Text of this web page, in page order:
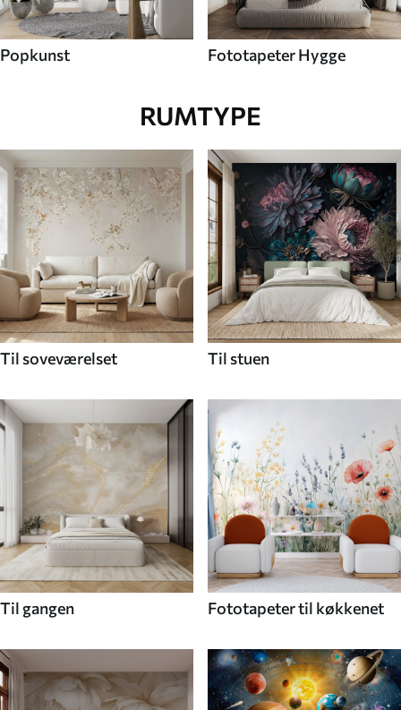
Popkunst Fototapeter Hygge
RUMTYPE
Til soveværelset Til stuen
Til gangen Fototapeter til køkkenet